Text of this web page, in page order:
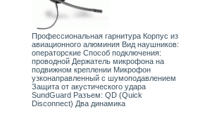
Профессиональная гарнитура Корпус из
авиационного алюминия Вид наушников:
операторские Способ подключения:
проводной Держатель микрофона на
подвижном креплении Микрофон
узконаправленный с шумоподавлением
Защита от акустического удара
SundGuard Разъем: QD (Quick
Disconnect) Два динамика